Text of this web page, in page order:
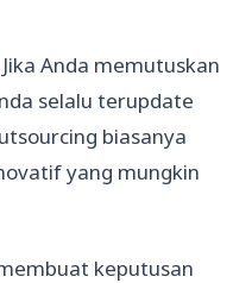
Anda memutuskan
selalu terupdate
biasanya
yang mungkin
keputusan